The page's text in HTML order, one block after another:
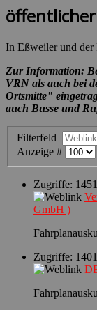
In Eßweiler und der
Zur Information:
VRN als auch bei
Ortsmitte"
auch Busse und
Filterfeld
Anzeige #
Zugriffe: 1451
GmbH )
Zugriffe: 1401